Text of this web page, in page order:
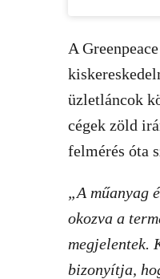
A
üzletláncok
cégek zöld
felmérés óta
„A műanyag
okozva a
megjelentek.
bizonyítja,